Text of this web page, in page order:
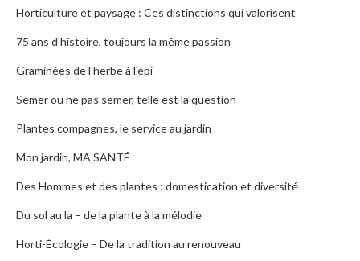
Horticulture et paysage : Ces distinctions qui valorisent
75 ans d'histoire, toujours la même passion
Graminées de l'herbe à l'épi
Semer ou ne pas semer, telle est la question
Plantes compagnes, le service au jardin
Mon jardin, MA SANTÉ
Des Hommes et des plantes : domestication et diversité
Du sol au la – de la plante à la mélodie
Horti-Écologie – De la tradition au renouveau